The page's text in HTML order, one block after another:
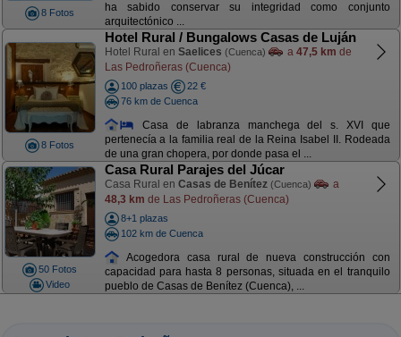
8 Fotos
ha sabido conservar su integridad como conjunto
arquitectónico ...
8 Fotos
Hotel Rural / Bungalows Casas de Luján
Hotel Rural en Saelices (Cuenca) a 47,5 km de
Las Pedroñeras (Cuenca)
100 plazas
22 €
76 km de Cuenca
Casa de labranza manchega del s. XVI que
pertenecía a la familia real de la Reina Isabel II. Rodeada
de una gran chopera, por donde pasa el ...
50 Fotos
Video
Casa Rural Parajes del Júcar
Casa Rural en Casas de Benítez (Cuenca)
a
48,3 km de Las Pedroñeras (Cuenca)
8+1 plazas
102 km de Cuenca
Acogedora casa rural de nueva construcción con
capacidad para hasta 8 personas, situada en el tranquilo
pueblo de Casas de Benítez (Cuenca), ...